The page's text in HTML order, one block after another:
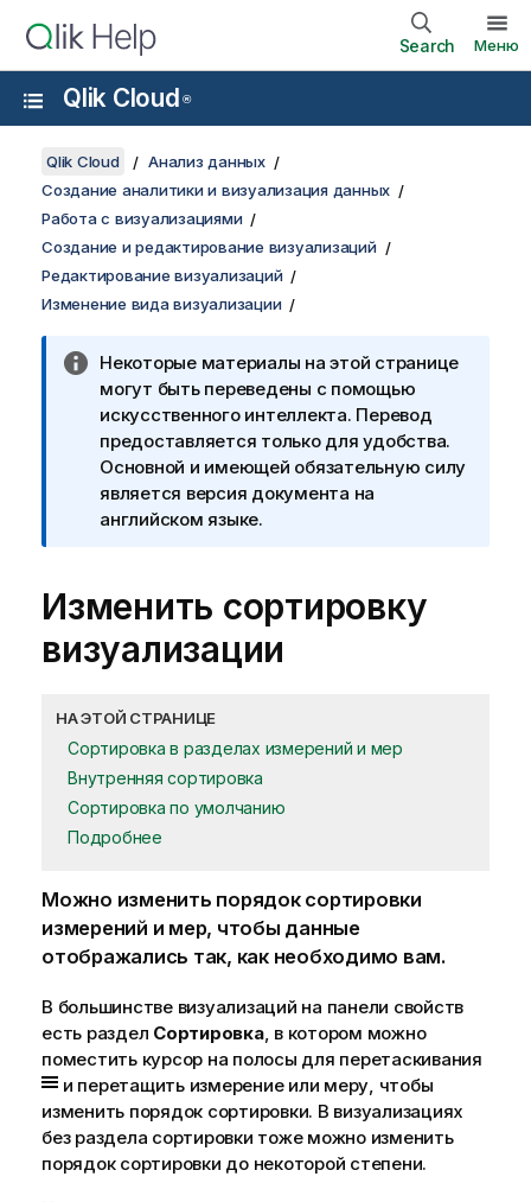
Search Меню
Qlik Cloud ®
Qlik Cloud
Анализ данных
Создание аналитики и визуализация данных
Работа с визуализациями
Создание и редактирование визуализаций
Редактирование визуализаций
Изменение вида визуализации
Некоторые материалы на этой странице
могут быть переведены с помощью
искусственного интеллекта. Перевод
предоставляется только для удобства.
Основной и имеющей обязательную силу
является версия документа на
английском языке.
Изменить сортировку
визуализации
НА ЭТОЙ СТРАНИЦЕ
Сортировка в разделах измерений и мер
Внутренняя сортировка
Сортировка по умолчанию
Подробнее
Можно изменить порядок сортировки
измерений и мер, чтобы данные
отображались так, как необходимо вам.
В большинстве визуализаций на панели свойств
есть раздел Сортировка, в котором можно
поместить курсор на полосы для перетаскивания
и перетащить измерение или меру, чтобы
изменить порядок сортировки. В визуализациях
без раздела сортировки тоже можно изменить
порядок сортировки до некоторой степени.